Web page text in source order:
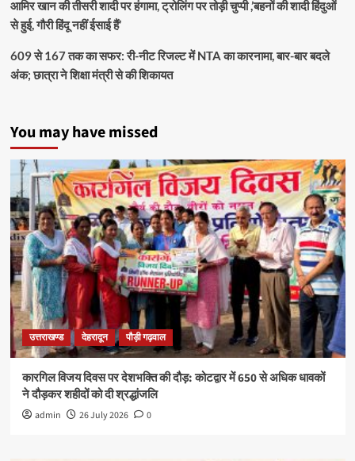
आमिर खान की तीसरी शादी पर हंगामा, ट्रोलिंग पर तोड़ी चुप्पी ,’बहनों की शादी हिंदुओं
से हुई, गौरी हिंदू नहीं ईसाई हैं’
609 से 167 तक का सफर: री-नीट रिजल्ट में NTA का कारनामा, बार-बार बदले
अंक; छात्रा ने शिक्षा मंत्री से की शिकायत
You may have missed
उत्तराखण्ड देहरादून पौड़ी गढ़वाल
कारगिल विजय दिवस पर देशभक्ति की दौड़: कोटद्वार में 650 से अधिक धावकों
ने दौड़कर शहीदों को दी श्रद्धांजलि
admin 26 July 2026 0